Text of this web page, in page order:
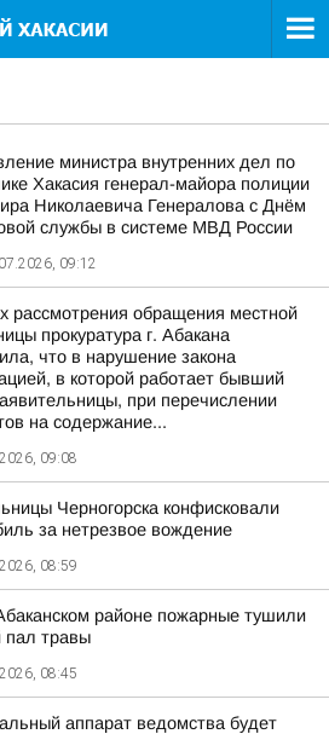
министра внутренних дел по
Хакасия генерал-майора полиции
Николаевича Генералова с Днём
службы в системе МВД России
09:12
рассмотрения обращения местной
прокуратура г. Абакана
что в нарушение закона
в которой работает бывший
при перечислении
на содержание...
09:08
Черногорска конфисковали
за нетрезвое вождение
08:59
районе пожарные тушили
пал травы
08:45
аппарат ведомства будет